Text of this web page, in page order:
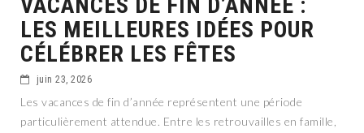
LES MEILLEURES IDÉES POUR
CÉLÉBRER LES FÊTES
juin 23, 2026
Les vacances de fin d’année représentent une période
particulièrement attendue. Entre les retrouvailles en famille,